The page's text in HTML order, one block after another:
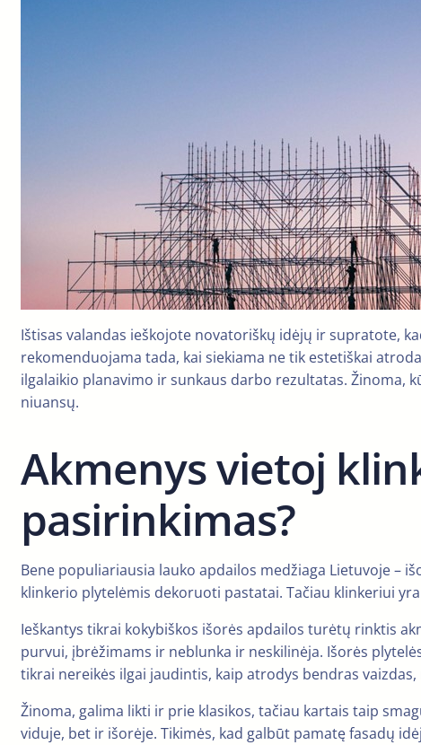
Ištisas valandas ieškojote novatoriškų idėjų ir supratote,
rekomenduojama tada, kai siekiama ne tik estetiškai
ilgalaikio planavimo ir sunkaus darbo rezultatas. Žinoma,
niuansų.
Akmenys vietoj
pasirinkimas?
Bene populiariausia lauko apdailos medžiaga Lietuvoje –
klinkerio plytelėmis dekoruoti pastatai. Tačiau klinkeriui
Ieškantys tikrai kokybiškos išorės apdailos turėtų rinktis
purvui, įbrėžimams ir neblunka ir neskilinėja. Išorės
tikrai nereikės ilgai jaudintis, kaip atrodys bendras vaizdas,
Žinoma, galima likti ir prie klasikos, tačiau kartais taip
viduje, bet ir išorėje. Tikimės, kad galbūt pamatę fasadų